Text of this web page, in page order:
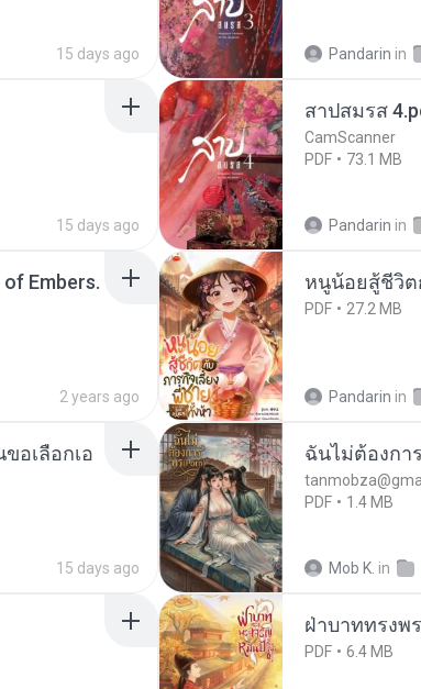
15 days ago Pandarin in
15 days ago
สาปสมรส
CamScanner
PDF
73.1 MB
Pandarin in
Embers.
2 years ago
หนูน้อยสู้ชีวิต
PDF 27.2 MB
Pandarin in
อเลือกเอ
15 days ago
ฉันไม่ต้องกา
PDF
1.4 MB
Mob K. in
ฝ่าบาททรงพ
PDF 6.4 MB